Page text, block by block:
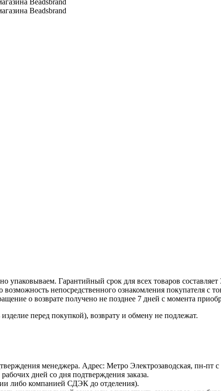
Гарантийный срок для всех товаров
непосредственного ознакомления покупателя с
о возврате получено не позднее 7 дней с момента
перед покупкой), возврату и обмену не подлежат.
менеджера. Адрес: Метро Электрозаводская, пн-пт
дней со дня подтверждения заказа.
либо компанией СДЭК до отделения).